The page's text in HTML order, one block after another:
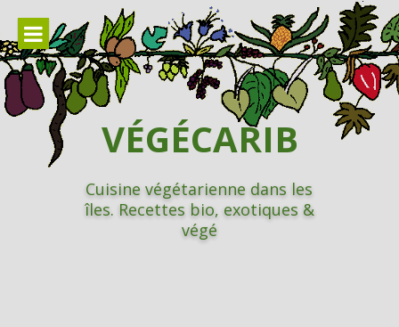
contenu
VÉGÉCARIB
Cuisine végétarienne dans les
îles. Recettes bio, exotiques &
végé